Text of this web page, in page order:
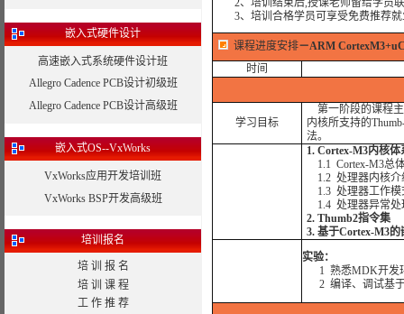
嵌入式硬件设计
高速嵌入式系统硬件设计班
Allegro Cadence PCB设计初级班
Allegro Cadence PCB设计高级班
嵌入式OS--VxWorks
VxWorks应用开发培训班
VxWorks BSP开发高级班
培训报名
培 训 报 名
培 训 课 程
工 作 推 荐
2、培训结束后,授课老师留给学员联
3、培训合格学员可享受免费推荐就
课程进度安排－ARM
时间
学习目标
第一阶段的课程主
内核所支持的
法。
1. Cortex-M3内核体
1.1 Cortex-M3总
1.2 处理器内核介
1.3 处理器工作模
1.4 处理器异常处
2. Thumb2指令集
3. 基于Cortex-M3
实验：
1 熟悉MDK开发
2 编译、调试基